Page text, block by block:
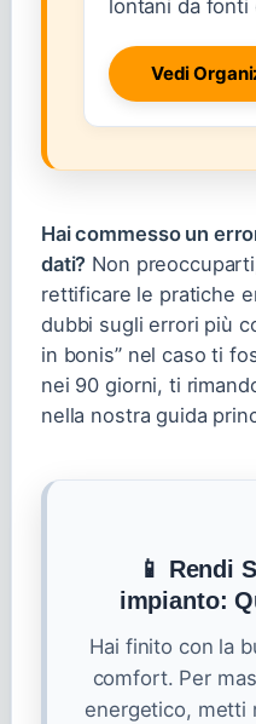
lontani da fonti
Vedi
Hai commesso un
dati? Non
rettificare le pratiche
dubbi sugli errori più
in bonis” nel caso ti
nei 90 giorni, ti
nella nostra guida
📱 Rendi
impianto:
Hai finito con la
comfort. Per
energetico, metti